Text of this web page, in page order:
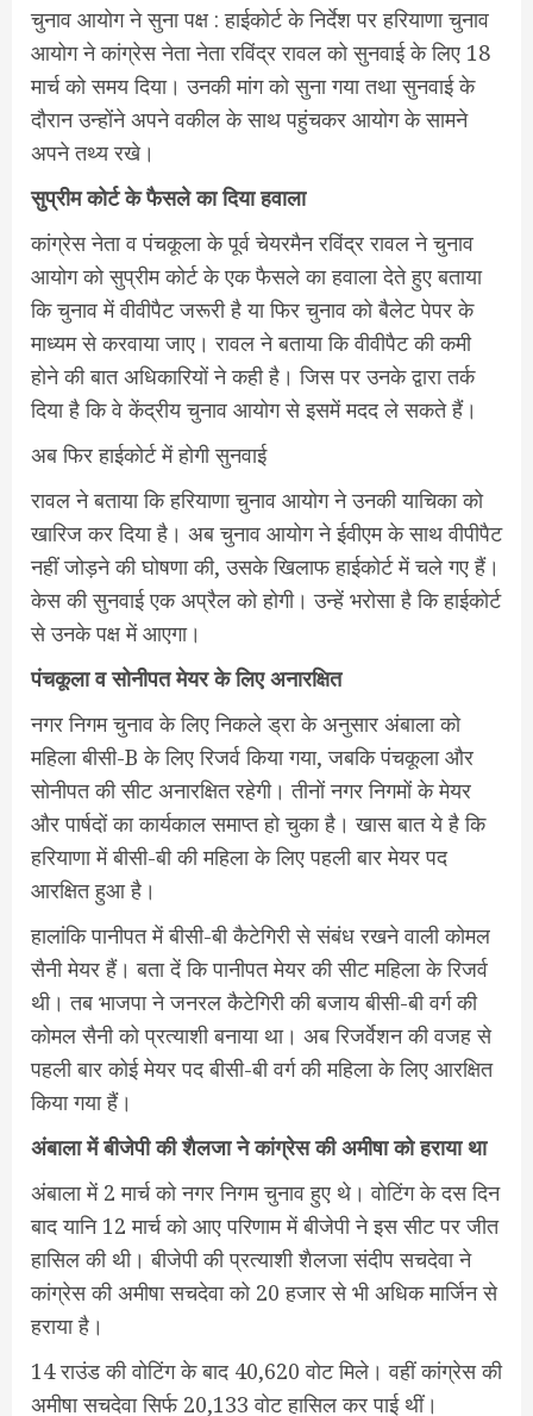
चुनाव आयोग ने सुना पक्ष : हाईकोर्ट के निर्देश पर हरियाणा चुनाव
आयोग ने कांग्रेस नेता नेता रविंद्र रावल को सुनवाई के लिए 18
मार्च को समय दिया। उनकी मांग को सुना गया तथा सुनवाई के
दौरान उन्होंने अपने वकील के साथ पहुंचकर आयोग के सामने
अपने तथ्य रखे।
सुप्रीम कोर्ट के फैसले का दिया हवाला
कांग्रेस नेता व पंचकूला के पूर्व चेयरमैन रविंद्र रावल ने चुनाव
आयोग को सुप्रीम कोर्ट के एक फैसले का हवाला देते हुए बताया
कि चुनाव में वीवीपैट जरूरी है या फिर चुनाव को बैलेट पेपर के
माध्यम से करवाया जाए। रावल ने बताया कि वीवीपैट की कमी
होने की बात अधिकारियों ने कही है। जिस पर उनके द्वारा तर्क
दिया है कि वे केंद्रीय चुनाव आयोग से इसमें मदद ले सकते हैं।
अब फिर हाईकोर्ट में होगी सुनवाई
रावल ने बताया कि हरियाणा चुनाव आयोग ने उनकी याचिका को
खारिज कर दिया है। अब चुनाव आयोग ने ईवीएम के साथ वीपीपैट
नहीं जोड़ने की घोषणा की, उसके खिलाफ हाईकोर्ट में चले गए हैं।
केस की सुनवाई एक अप्रैल को होगी। उन्हें भरोसा है कि हाईकोर्ट
से उनके पक्ष में आएगा।
पंचकूला व सोनीपत मेयर के लिए अनारक्षित
नगर निगम चुनाव के लिए निकले ड्रा के अनुसार अंबाला को
महिला बीसी-B के लिए रिजर्व किया गया, जबकि पंचकूला और
सोनीपत की सीट अनारक्षित रहेगी। तीनों नगर निगमों के मेयर
और पार्षदों का कार्यकाल समाप्त हो चुका है। खास बात ये है कि
हरियाणा में बीसी-बी की महिला के लिए पहली बार मेयर पद
आरक्षित हुआ है।
हालांकि पानीपत में बीसी-बी कैटेगिरी से संबंध रखने वाली कोमल
सैनी मेयर हैं। बता दें कि पानीपत मेयर की सीट महिला के रिजर्व
थी। तब भाजपा ने जनरल कैटेगिरी की बजाय बीसी-बी वर्ग की
कोमल सैनी को प्रत्याशी बनाया था। अब रिजर्वेशन की वजह से
पहली बार कोई मेयर पद बीसी-बी वर्ग की महिला के लिए आरक्षित
किया गया हैं।
अंबाला में बीजेपी की शैलजा ने कांग्रेस की अमीषा को हराया था
अंबाला में 2 मार्च को नगर निगम चुनाव हुए थे। वोटिंग के दस दिन
बाद यानि 12 मार्च को आए परिणाम में बीजेपी ने इस सीट पर जीत
हासिल की थी। बीजेपी की प्रत्याशी शैलजा संदीप सचदेवा ने
कांग्रेस की अमीषा सचदेवा को 20 हजार से भी अधिक मार्जिन से
हराया है।
14 राउंड की वोटिंग के बाद 40,620 वोट मिले। वहीं कांग्रेस की
अमीषा सचदेवा सिर्फ 20,133 वोट हासिल कर पाई थीं।